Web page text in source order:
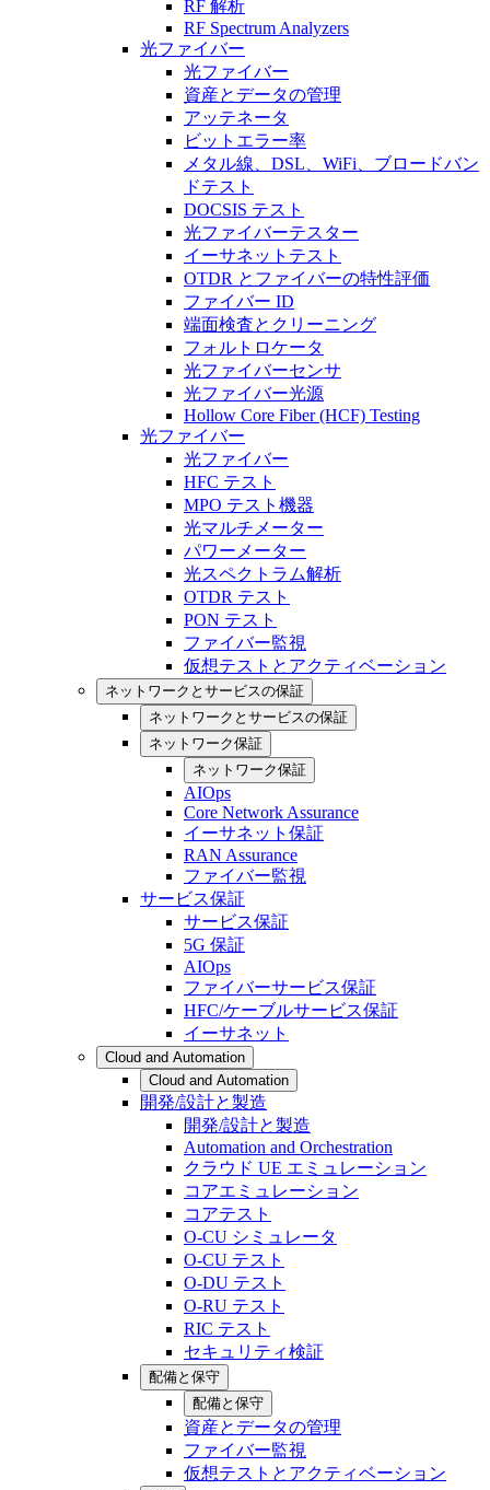
RF 解析
RF Spectrum Analyzers
光ファイバー
光ファイバー
資産とデータの管理
アッテネータ
ビットエラー率
メタル線、DSL、WiFi、ブロードバン
ドテスト
DOCSIS テスト
光ファイバーテスター
イーサネットテスト
OTDR とファイバーの特性評価
ファイバー ID
端面検査とクリーニング
フォルトロケータ
光ファイバーセンサ
光ファイバー光源
Hollow Core Fiber (HCF) Testing
光ファイバー
光ファイバー
HFC テスト
MPO テスト機器
光マルチメーター
パワーメーター
光スペクトラム解析
OTDR テスト
PON テスト
ファイバー監視
仮想テストとアクティベーション
ネットワークとサービスの保証
ネットワークとサービスの保証
ネットワーク保証
ネットワーク保証
AIOps
Core Network Assurance
イーサネット保証
RAN Assurance
ファイバー監視
サービス保証
サービス保証
5G 保証
AIOps
ファイバーサービス保証
HFC/ケーブルサービス保証
イーサネット
Cloud and Automation
Cloud and Automation
開発/設計と製造
開発/設計と製造
Automation and Orchestration
クラウド UE エミュレーション
コアエミュレーション
コアテスト
O-CU シミュレータ
O-CU テスト
O-DU テスト
O-RU テスト
RIC テスト
セキュリティ検証
配備と保守
配備と保守
資産とデータの管理
ファイバー監視
仮想テストとアクティベーション